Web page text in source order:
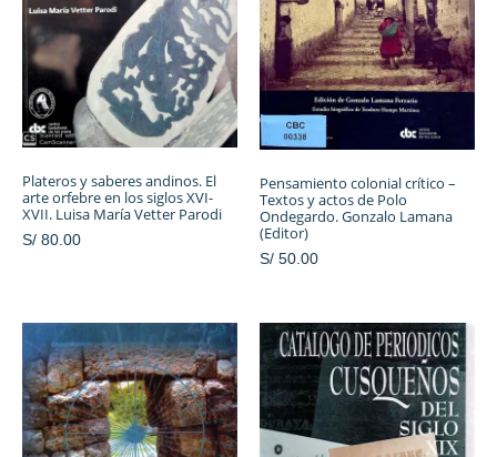
Plateros y saberes andinos. El
arte orfebre en los siglos XVI-
XVII. Luisa María Vetter Parodi
S/ 80.00
Pensamiento colonial crítico –
Textos y actos de Polo
Ondegardo. Gonzalo Lamana
(Editor)
S/ 50.00